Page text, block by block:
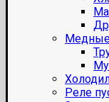
Реле